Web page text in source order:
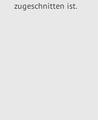
zugeschnitten ist.